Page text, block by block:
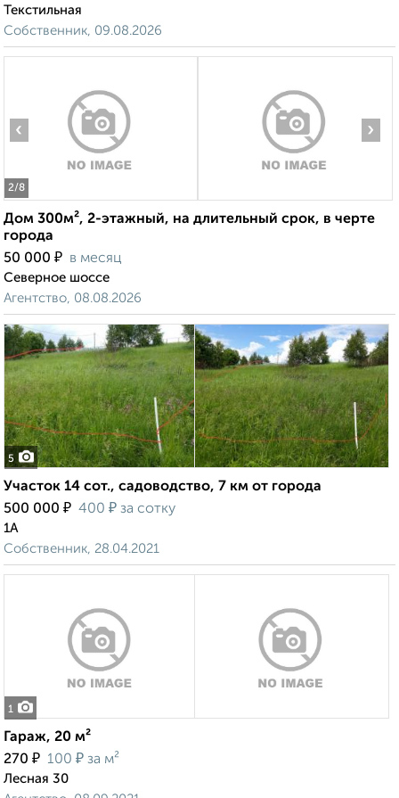
Текстильная
Собственник, 09.08.2026
2/8
‹ ›
Дом 300м², 2-этажный, на длительный срок, в черте
города
50 000 ₽ в месяц
Северное шоссе
Агентство, 08.08.2026
5
Участок 14 сот., садоводство, 7 км от города
500 000 ₽ 400 ₽ за сотку
1А
Собственник, 28.04.2021
1
Гараж, 20 м²
270 ₽ 100 ₽ за м²
Лесная 30